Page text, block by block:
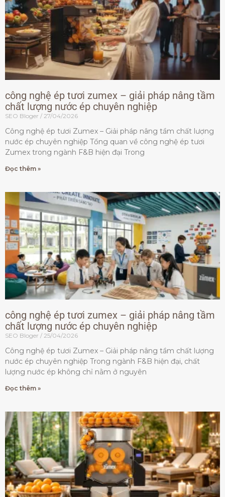
công nghệ ép tươi zumex – giải pháp nâng tầm
chất lượng nước ép chuyên nghiệp
SEO Bloger 27/04/2026
Công nghệ ép tươi Zumex – Giải pháp nâng tầm chất lượng
nước ép chuyên nghiệp Tổng quan về công nghệ ép tươi
Zumex trong ngành F&B hiện đại Trong
Đọc thêm »
công nghệ ép tươi zumex – giải pháp nâng tầm
chất lượng nước ép chuyên nghiệp
SEO Bloger 25/04/2026
Công nghệ ép tươi Zumex – Giải pháp nâng tầm chất lượng
nước ép chuyên nghiệp Trong ngành F&B hiện đại, chất
lượng nước ép không chỉ nằm ở nguyên
Đọc thêm »